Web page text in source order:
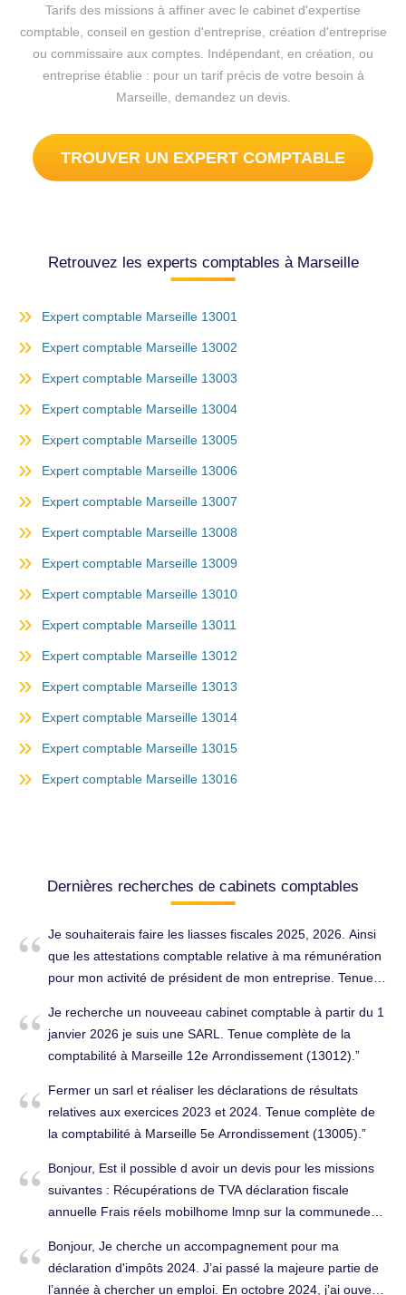
Tarifs des missions à affiner avec le cabinet d'expertise
comptable, conseil en gestion d'entreprise, création d'entreprise
ou commissaire aux comptes. Indépendant, en création, ou
entreprise établie : pour un tarif précis de votre besoin à
Marseille, demandez un devis.
TROUVER UN EXPERT COMPTABLE
Retrouvez les experts comptables à Marseille
Expert comptable Marseille 13001
Expert comptable Marseille 13002
Expert comptable Marseille 13003
Expert comptable Marseille 13004
Expert comptable Marseille 13005
Expert comptable Marseille 13006
Expert comptable Marseille 13007
Expert comptable Marseille 13008
Expert comptable Marseille 13009
Expert comptable Marseille 13010
Expert comptable Marseille 13011
Expert comptable Marseille 13012
Expert comptable Marseille 13013
Expert comptable Marseille 13014
Expert comptable Marseille 13015
Expert comptable Marseille 13016
Dernières recherches de cabinets comptables
Je souhaiterais faire les liasses fiscales 2025, 2026. Ainsi
que les attestations comptable relative à ma rémunération
pour mon activité de président de mon entreprise. Tenue
Arrondissement (13015).
Je recherche un nouveeau cabinet comptable à partir du 1
janvier 2026 je suis une SARL. Tenue complète de la
comptabilité à Marseille 12e Arrondissement (13012).
Fermer un sarl et réaliser les déclarations de résultats
relatives aux exercices 2023 et 2024. Tenue complète de
la comptabilité à Marseille 5e Arrondissement (13005).
Bonjour, Est il possible d avoir un devis pour les missions
suivantes : Récupérations de TVA déclaration fiscale
annuelle Frais réels mobilhome lmnp sur la communede
2024. Merci par avance , mes cordiales salutations.
Déclarations fiscales à Marseille 15e Arrondissement
Bonjour, Je cherche un accompagnement pour ma
déclaration d'impôts 2024. J’ai passé la majeure partie de
l’année à chercher un emploi. En octobre 2024, j’ai ouvert